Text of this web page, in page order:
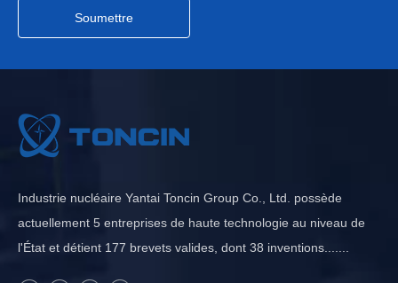
Soumettre
Industrie nucléaire Yantai Toncin Group Co., Ltd. possède
actuellement 5 entreprises de haute technologie au niveau de
l'État et détient 177 brevets valides, dont 38 inventions.......